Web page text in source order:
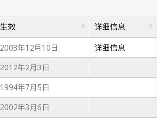
生效
详细信息
2003年12月10日
详细信息
2012年2月3日
1994年7月5日
2002年3月6日